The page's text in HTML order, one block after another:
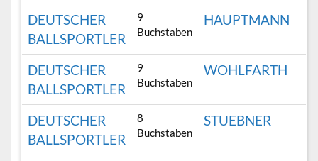
DEUTSCHER
BALLSPORTLER
9
Buchstaben
HAUPTMANN
DEUTSCHER
BALLSPORTLER
9
Buchstaben
WOHLFARTH
DEUTSCHER
BALLSPORTLER
8
Buchstaben
STUEBNER